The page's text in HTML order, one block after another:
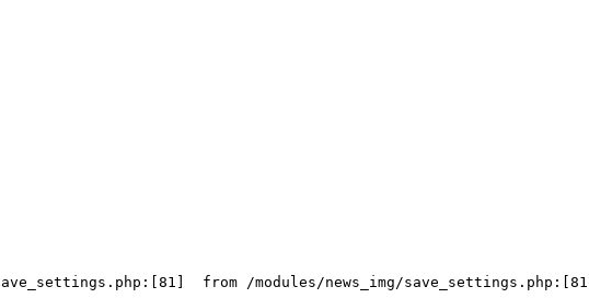
save_settings.php:[81]  from /modules/news_img/